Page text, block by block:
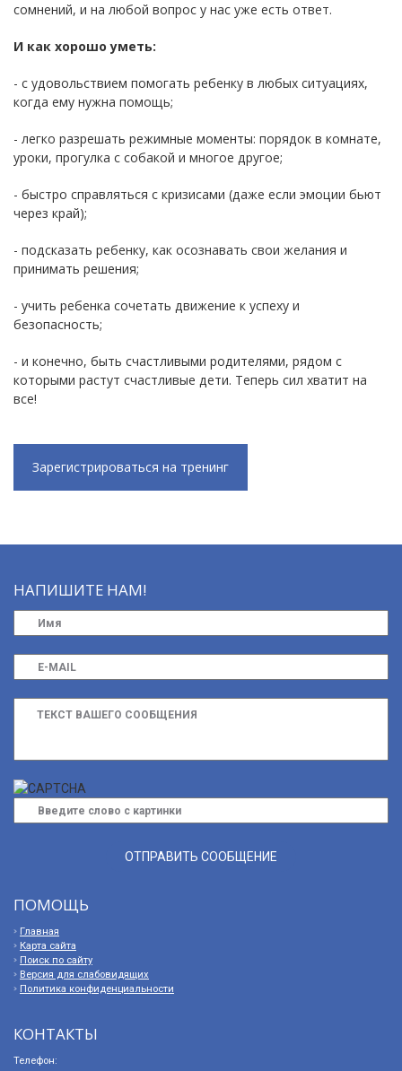
сомнений, и на любой вопрос у нас уже есть ответ.
И как хорошо уметь:
- с удовольствием помогать ребенку в любых ситуациях,
когда ему нужна помощь;
- легко разрешать режимные моменты: порядок в комнате,
уроки, прогулка с собакой и многое другое;
- быстро справляться с кризисами (даже если эмоции бьют
через край);
- подсказать ребенку, как осознавать свои желания и
принимать решения;
- учить ребенка сочетать движение к успеху и
безопасность;
- и конечно, быть счастливыми родителями, рядом с
которыми растут счастливые дети. Теперь сил хватит на
все!
Зарегистрироваться на тренинг
НАПИШИТЕ НАМ!
ПОМОЩЬ
Главная
Карта сайта
Поиск по сайту
Версия для слабовидящих
Политика конфиденциальности
КОНТАКТЫ
Телефон: